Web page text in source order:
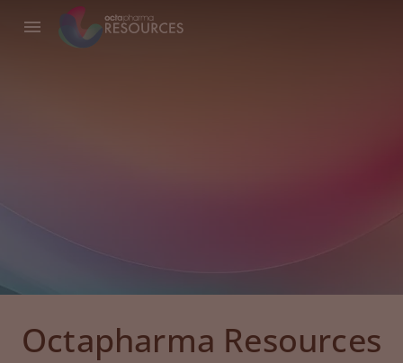
Octapharma Resources